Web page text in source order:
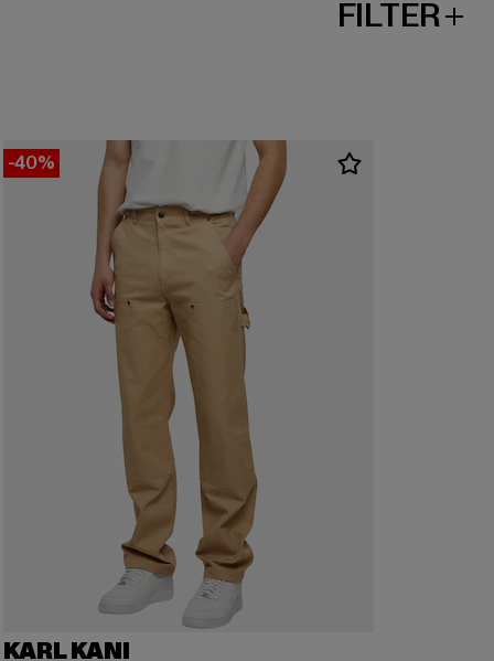
FILTER
-40%
KARL KANI